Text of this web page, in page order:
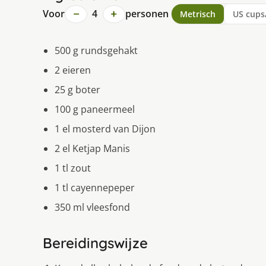
Voor − 4 + personen Metrisch US
500 g rundsgehakt
2 eieren
25 g boter
100 g paneermeel
1 el mosterd van Dijon
2 el Ketjap Manis
1 tl zout
1 tl cayennepeper
350 ml vleesfond
Bereidingswijze